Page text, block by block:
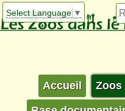
Select Language ▼
Accueil Zoos